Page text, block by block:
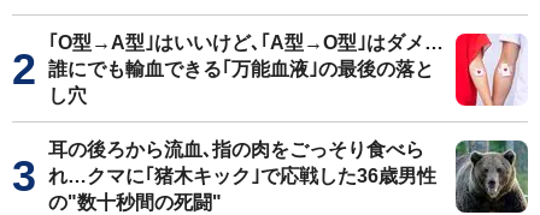
｢O型→A型｣はいいけど､｢A型→O型｣はダメ…
誰にでも輸血できる｢万能血液｣の最後の落と
し穴
耳の後ろから流血､指の肉をごっそり食べら
れ…クマに｢猪木キック｣で応戦した36歳男性
の"数十秒間の死闘"